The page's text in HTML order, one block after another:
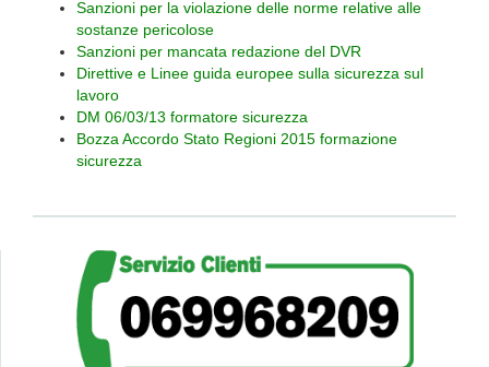
Sanzioni per la violazione delle norme relative alle
sostanze pericolose
Sanzioni per mancata redazione del DVR
Direttive e Linee guida europee sulla sicurezza sul
lavoro
DM 06/03/13 formatore sicurezza
Bozza Accordo Stato Regioni 2015 formazione
sicurezza